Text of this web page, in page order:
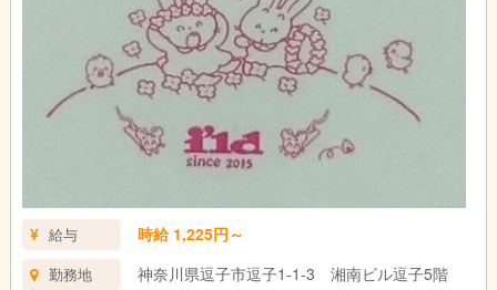
給与 時給 1,225円～
勤務地 神奈川県逗子市逗子1-1-3 湘南ビル逗子5階